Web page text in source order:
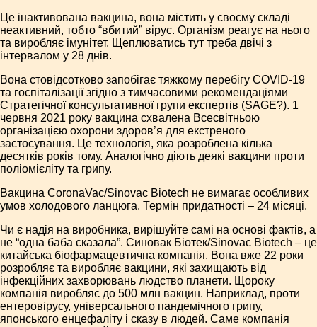
Це інактивована вакцина, вона містить у своєму складі
неактивний, тобто “вбитий” вірус. Організм реагує на нього
та виробляє імунітет. Щеплюватись тут треба двічі з
інтервалом у 28 днів.
Вона стовідсотково запобігає тяжкому перебігу COVID-19
та госпіталізації згідно з тимчасовими рекомендаціями
Стратегічної консультативної групи експертів (SAGE?). 1
червня 2021 року вакцина схвалена Всесвітньою
організацією охорони здоров’я для екстреного
застосування. Це технологія, яка розроблена кілька
десятків років тому. Аналогічно діють деякі вакцини проти
поліомієліту та грипу.
Вакцина CoronaVac/Sinovac Biotech не вимагає особливих
умов холодового ланцюга. Термін придатності – 24 місяці.
Чи є надія на виробника, вирішуйте самі на основі фактів, а
не “одна баба сказала”. Синовак Біотек/Sinovac Biotech – це
китайська біофармацевтична компанія. Вона вже 22 роки
розробляє та виробляє вакцини, які захищають від
інфекційних захворювань людство планети. Щороку
компанія виробляє до 500 млн вакцин. Наприклад, проти
ентеровірусу, універсального пандемічного грипу,
японського енцефаліту і сказу в людей. Саме компанія